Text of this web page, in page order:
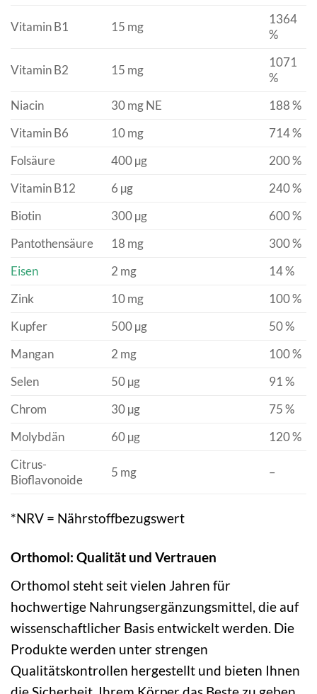
Vitamin B1 15 mg
1364
%
Vitamin B2 15 mg
1071
%
Niacin
30 mg NE
188 %
Vitamin B6
10 mg
714 %
Folsäure
400 µg
200 %
Vitamin B12
6 µg
240 %
Biotin
300 µg
600 %
Pantothensäure
18 mg
300 %
Eisen
2 mg
14 %
Zink
10 mg
100 %
Kupfer
500 µg
50 %
Mangan
2 mg
100 %
Selen
50 µg
91 %
Chrom
30 µg
75 %
Molybdän
60 µg
120 %
Citrus-
Bioflavonoide
5 mg –
*NRV = Nährstoffbezugswert
Orthomol: Qualität und Vertrauen
Orthomol steht seit vielen Jahren für
hochwertige Nahrungsergänzungsmittel, die auf
wissenschaftlicher Basis entwickelt werden. Die
Produkte werden unter strengen
Qualitätskontrollen hergestellt und bieten Ihnen